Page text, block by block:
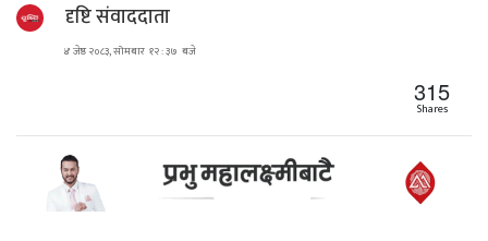
दृष्टि संवाददाता
४ जेष्ठ २०८३, सोमबार १२ : ३७ बजे
315
Shares